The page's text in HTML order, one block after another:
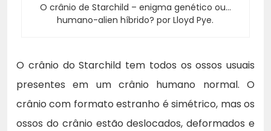
O crânio de Starchild – enigma genético ou…
humano-alien híbrido? por Lloyd Pye.
O crânio do Starchild tem todos os ossos usuais
presentes em um crânio humano normal. O
crânio com formato estranho é simétrico, mas os
ossos do crânio estão deslocados, deformados e